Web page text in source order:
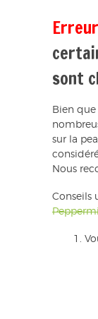
sont
Bien
sur la
Nous
Conseils